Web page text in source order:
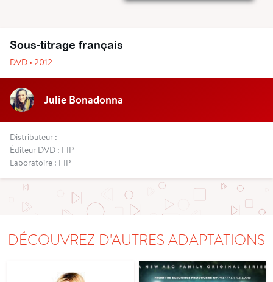
Sous-titrage français
DVD • 2012
Julie Bonadonna
Distributeur :
Éditeur DVD : FIP
Laboratoire : FIP
DÉCOUVREZ D'AUTRES ADAPTATIONS